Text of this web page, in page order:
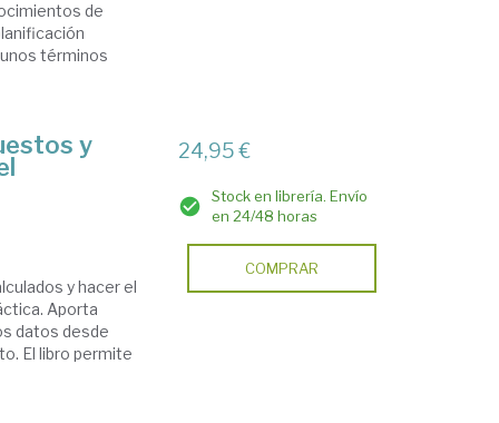
de
términos
y
y hacer el
Aporta
datos desde
El libro permite
24,95 €
Stock en librería. Envío
en 24/48 horas
COMPRAR